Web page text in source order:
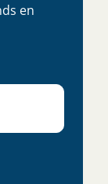
en